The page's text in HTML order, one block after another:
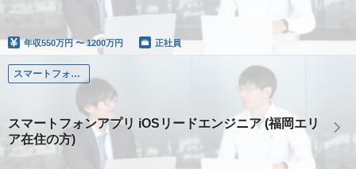
年収550万円 〜 1200万円 正社員
スマートフォンアプリエンジニア
スマートフォンアプリ iOSリードエンジニア (福岡エリ
ア在住の方)